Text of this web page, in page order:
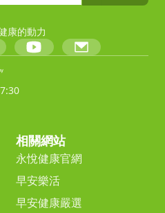
康的動力
相關網站
永悅健康官網
早安樂活
早安健康嚴選